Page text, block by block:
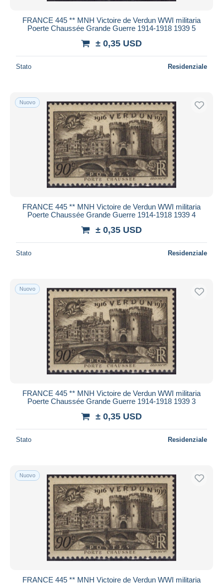
FRANCE 445 ** MNH Victoire de Verdun WWI militaria
Poerte Chaussée Grande Guerre 1914-1918 1939 5
± 0,35 USD
Stato Residenziale
Nuovo
FRANCE 445 ** MNH Victoire de Verdun WWI militaria
Poerte Chaussée Grande Guerre 1914-1918 1939 4
± 0,35 USD
Stato Residenziale
Nuovo
FRANCE 445 ** MNH Victoire de Verdun WWI militaria
Poerte Chaussée Grande Guerre 1914-1918 1939 3
± 0,35 USD
Stato Residenziale
Nuovo
FRANCE 445 ** MNH Victoire de Verdun WWI militaria